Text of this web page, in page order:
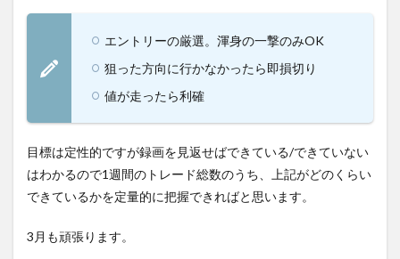
エントリーの厳選。渾身の一撃のみOK
狙った方向に行かなかったら即損切り
値が走ったら利確
目標は定性的ですが録画を見返せばできている/できていない
はわかるので1週間のトレード総数のうち、上記がどのくらい
できているかを定量的に把握できればと思います。
3月も頑張ります。